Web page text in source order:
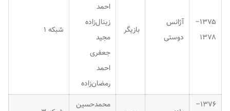
۱۳۷۵–
۱۳۷۸
آژانس
دوستی
بازیگر
احمد
زینال‌زاده
مجید
جعفری
احمد
رمضان‌زاده
شبکه ۱
۱۳۷۶–
محمدحسین